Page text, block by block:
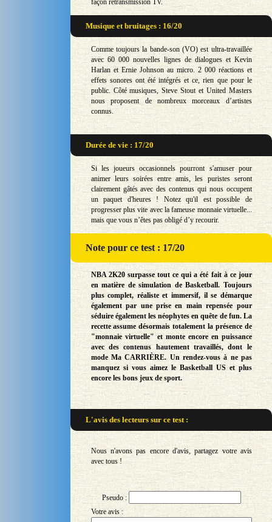
façon retransmission TV.
Musique et bruitages : 16/20
Comme toujours la bande-son (VO) est ultra-travaillée
avec 60 000 nouvelles lignes de dialogues et Kevin
Harlan et Ernie Johnson au micro. 2 000 réactions et
effets sonores ont été intégrés et ce, rien que pour le
public. Côté musiques, Steve Stout et United Masters
nous proposent de nombreux morceaux d’artistes
connus.
Durée de vie : 17/20
Si les joueurs occasionnels pourront s'amuser pour
animer leurs soirées entre amis, les puristes seront
clairement gâtés avec des contenus qui nous occupent
un paquet d'heures ! Notez qu'il est possible de
progresser plus vite avec la fameuse monnaie virtuelle...
mais que vous n’êtes pas obligé d’y recourir.
Notepour ce test : 17/20
NBA 2K20 surpasse tout ce qui a été fait à ce jour
en matière de simulation de Basketball. Toujours
plus complet, réaliste et immersif, il se démarque
également par une prise en main repensée pour
séduire également les néophytes en quête de fun. La
recette assume désormais totalement la présence de
"monnaie virtuelle" et monte encore en puissance
avec des contenus hautement travaillés, dont le
mode Ma CARRIÈRE. Un rendez-vous à ne pas
manquez si vous aimez le Basketball US et plus
encore les bons jeux de sport.
L'avis des lecteurs surce test :
Nous n'avons pas encore d'avis, partagez votre avis
avec tous !
Pseudo :
Votre avis :